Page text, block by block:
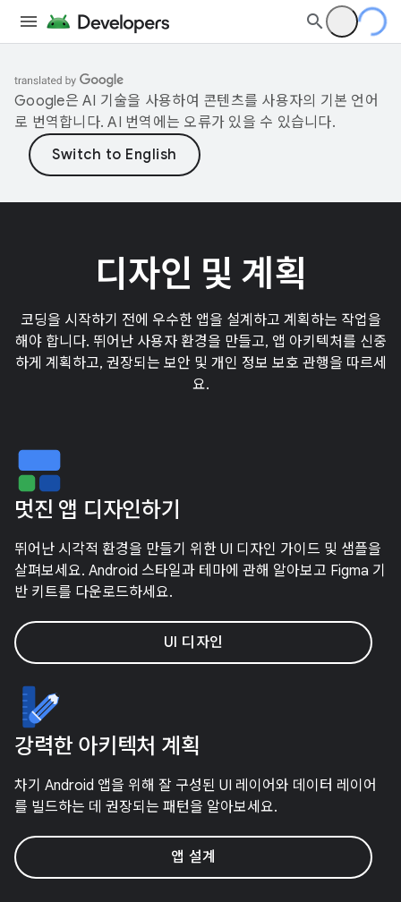
Google은 AI 기술을 사용하여 콘텐츠를 사용자의 기본 언어
로 번역합니다. AI 번역에는 오류가 있을 수 있습니다.
디자인 및 계획
코딩을 시작하기 전에 우수한 앱을 설계하고 계획하는 작업을
해야 합니다. 뛰어난 사용자 환경을 만들고, 앱 아키텍처를 신중
하게 계획하고, 권장되는 보안 및 개인 정보 보호 관행을 따르세
요.
멋진 앱 디자인하기
뛰어난 시각적 환경을 만들기 위한 UI 디자인 가이드 및 샘플을
살펴보세요. Android 스타일과 테마에 관해 알아보고 Figma 기
반 키트를 다운로드하세요.
UI 디자인
강력한 아키텍처 계획
차기 Android 앱을 위해 잘 구성된 UI 레이어와 데이터 레이어
를 빌드하는 데 권장되는 패턴을 알아보세요.
앱 설계